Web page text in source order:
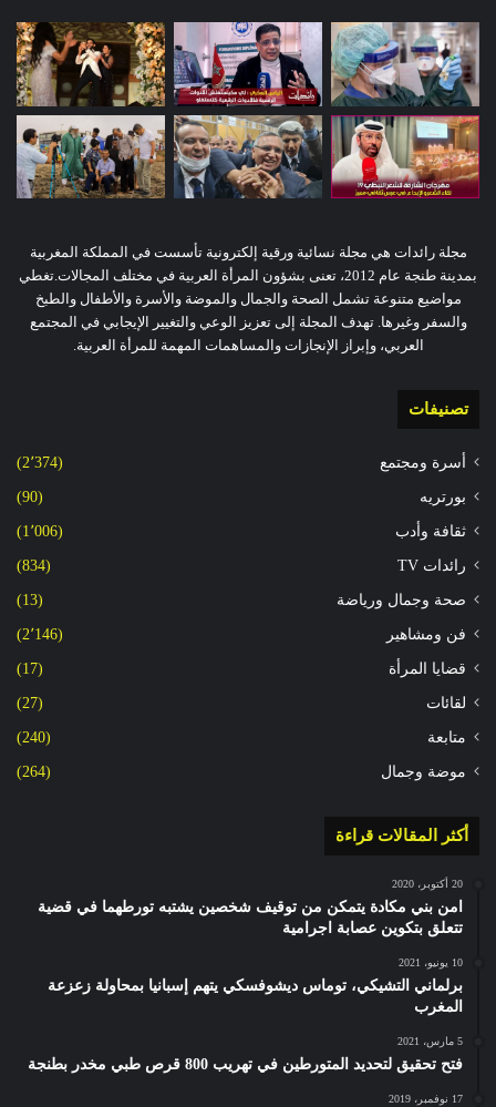
مجلة رائدات هي مجلة نسائية ورقية إلكترونية تأسست في المملكة المغربية
بمدينة طنجة عام 2012، تعنى بشؤون المرأة العربية في مختلف المجالات.تغطي
مواضيع متنوعة تشمل الصحة والجمال والموضة والأسرة والأطفال والطبخ
والسفر وغيرها. تهدف المجلة إلى تعزيز الوعي والتغيير الإيجابي في المجتمع
العربي، وإبراز الإنجازات والمساهمات المهمة للمرأة العربية.
تصنيفات
أسرة ومجتمع (2٬374)
بورتريه (90)
ثقافة وأدب (1٬006)
رائدات TV (834)
صحة وجمال ورياضة (13)
فن ومشاهير (2٬146)
قضايا المرأة (17)
لقائات (27)
متابعة (240)
موضة وجمال (264)
أكثر المقالات قراءة
20 أكتوبر، 2020
امن بني مكادة يتمكن من توقيف شخصين يشتبه تورطهما في قضية
تتعلق بتكوين عصابة اجرامية
10 يونيو، 2021
برلماني التشيكي، توماس ديشوفسكي يتهم إسبانيا بمحاولة زعزعة
المغرب
5 مارس، 2021
فتح تحقيق لتحديد المتورطين في تهريب 800 قرص طبي مخدر بطنجة
17 نوفمبر، 2019